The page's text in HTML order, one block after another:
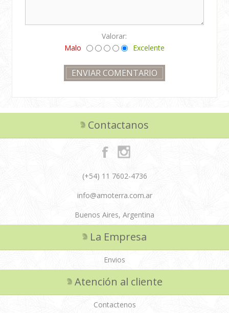
Valorar:
Malo
Excelente
Contactanos
(+54) 11 7602-4736
info@amoterra.com.ar
Buenos Aires, Argentina
La Empresa
Envios
Atención al cliente
Contactenos